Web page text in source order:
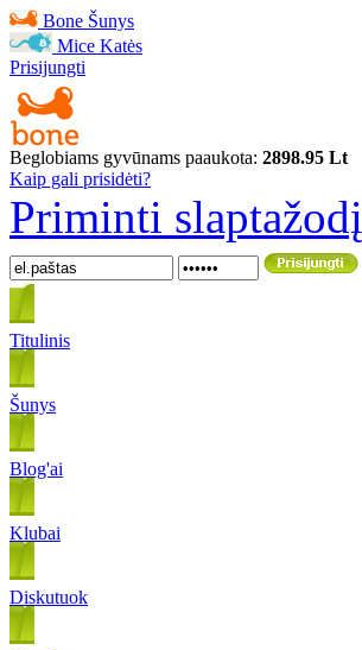
Bone Šunys
Mice Katės
Prisijungti
Beglobiams gyvūnams paaukota: 2898.95 Lt
Kaip gali prisidėti?
Priminti slaptažodį
Titulinis
Šunys
Blog'ai
Klubai
Diskutuok